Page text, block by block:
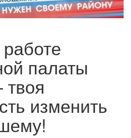
палаты
изменить